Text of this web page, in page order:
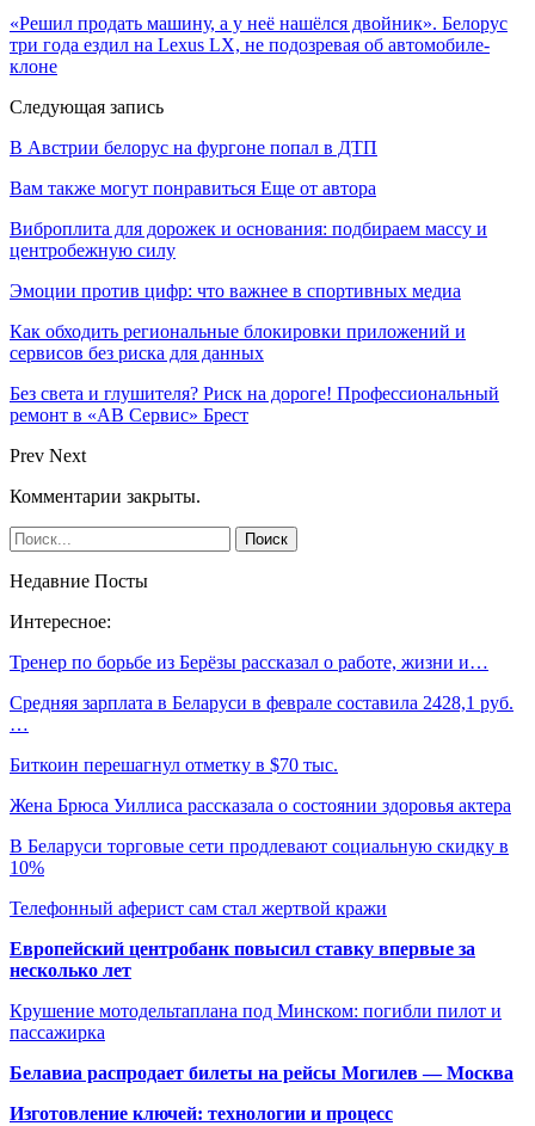
«Решил продать машину, а у неё нашёлся двойник». Белорус
три года ездил на Lexus LX, не подозревая об автомобиле-
клоне
Следующая запись
В Австрии белорус на фургоне попал в ДТП
Вам также могут понравиться Еще от автора
Виброплита для дорожек и основания: подбираем массу и
центробежную силу
Эмоции против цифр: что важнее в спортивных медиа
Как обходить региональные блокировки приложений и
сервисов без риска для данных
Без света и глушителя? Риск на дороге! Профессиональный
ремонт в «АВ Сервис» Брест
Prev Next
Комментарии закрыты.
Недавние Посты
Интересное:
Тренер по борьбе из Берёзы рассказал о работе, жизни и…
Средняя зарплата в Беларуси в феврале составила 2428,1 руб.
…
Биткоин перешагнул отметку в $70 тыс.
Жена Брюса Уиллиса рассказала о состоянии здоровья актера
В Беларуси торговые сети продлевают социальную скидку в
10%
Телефонный аферист сам стал жертвой кражи
Европейский центробанк повысил ставку впервые за
несколько лет
Крушение мотодельтаплана под Минском: погибли пилот и
пассажирка
Белавиа распродает билеты на рейсы Могилев — Москва
Изготовление ключей: технологии и процесс